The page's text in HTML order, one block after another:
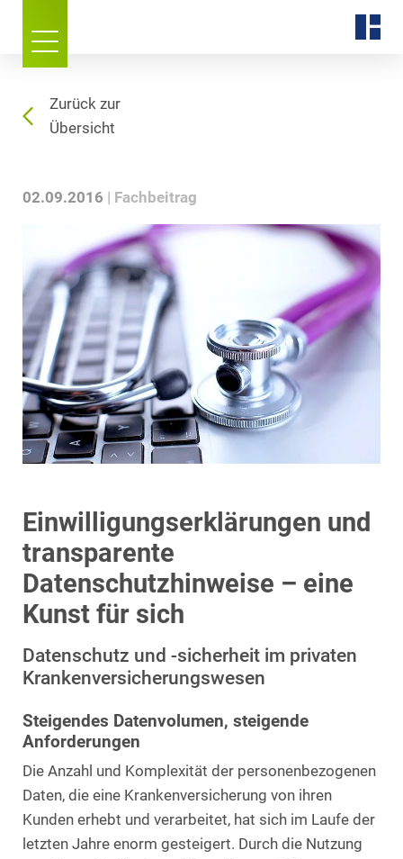
Zurück zur
Übersicht
02.09.2016 Fachbeitrag
Einwilligungserklärungen und
transparente
Datenschutzhinweise – eine
Kunst für sich
Datenschutz und -sicherheit im privaten
Krankenversicherungswesen
Steigendes Datenvolumen, steigende
Anforderungen
Die Anzahl und Komplexität der personenbezogenen
Daten, die eine Krankenversicherung von ihren
Kunden erhebt und verarbeitet, hat sich im Laufe der
letzten Jahre enorm gesteigert. Durch die Nutzung